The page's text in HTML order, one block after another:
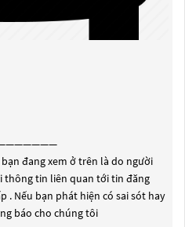
đang xem ở trên là do người
thông tin liên quan tới tin đăng
. Nếu bạn phát hiện có sai sót hay
báo cho chúng tôi